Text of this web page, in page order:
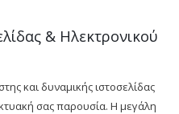
& Ηλεκτρονικού
και δυναμικής ιστοσελίδας
σας παρουσία. Η μεγάλη